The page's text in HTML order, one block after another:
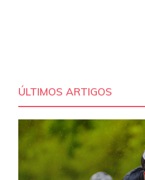
ÚLTIMOS ARTIGOS